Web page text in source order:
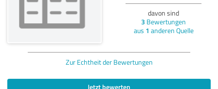
davon sind
3 Bewertungen
aus 1 anderen Quelle
Zur Echtheit der Bewertungen
Jetzt bewerten